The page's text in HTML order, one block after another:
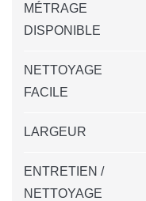
MÉTRAGE
DISPONIBLE
NETTOYAGE
FACILE
LARGEUR
ENTRETIEN /
NETTOYAGE